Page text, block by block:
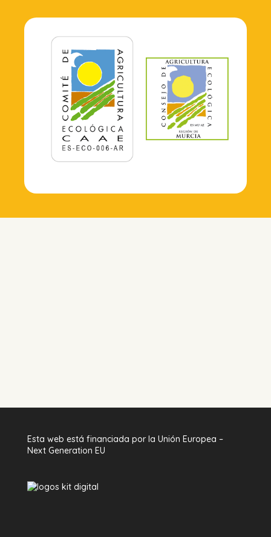
Esta web está financiada por la Unión Europea –
Next Generation EU